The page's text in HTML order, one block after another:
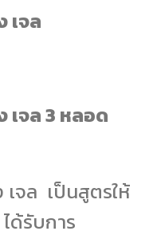
เจล
เจล 3 หลอด
จล เป็นสูตรให้
ด้รับการ